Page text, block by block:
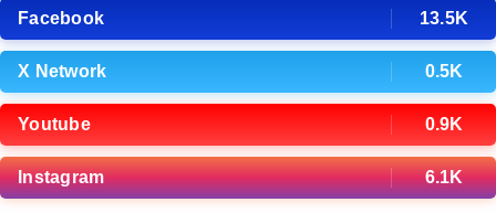
Facebook 13.5K
X Network 0.5K
Youtube 0.9K
Instagram 6.1K